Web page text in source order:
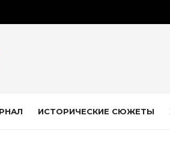
ИСТОРИЧЕСКИЕ СЮЖЕТЫ